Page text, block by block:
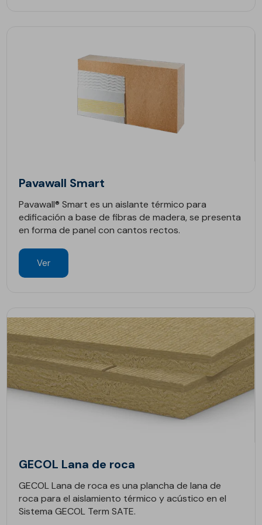
Pavawall Smart
Pavawall® Smart es un aislante térmico para
edificación a base de fibras de madera, se presenta
en forma de panel con cantos rectos.
Ver
GECOL Lana de roca
GECOL Lana de roca es una plancha de lana de
roca para el aislamiento térmico y acústico en el
Sistema GECOL Term SATE.